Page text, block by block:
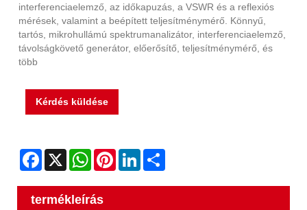
interferenciaelemző, az időkapuzás, a VSWR és a reflexiós
mérések, valamint a beépített teljesítménymérő. Könnyű,
tartós, mikrohullámú spektrumanalizátor, interferenciaelemző,
távolságkövető generátor, előerősítő, teljesítménymérő, és
több
Kérdés küldése
Facebook
X WhatsAppPinterestLinkedIn
termékleírás